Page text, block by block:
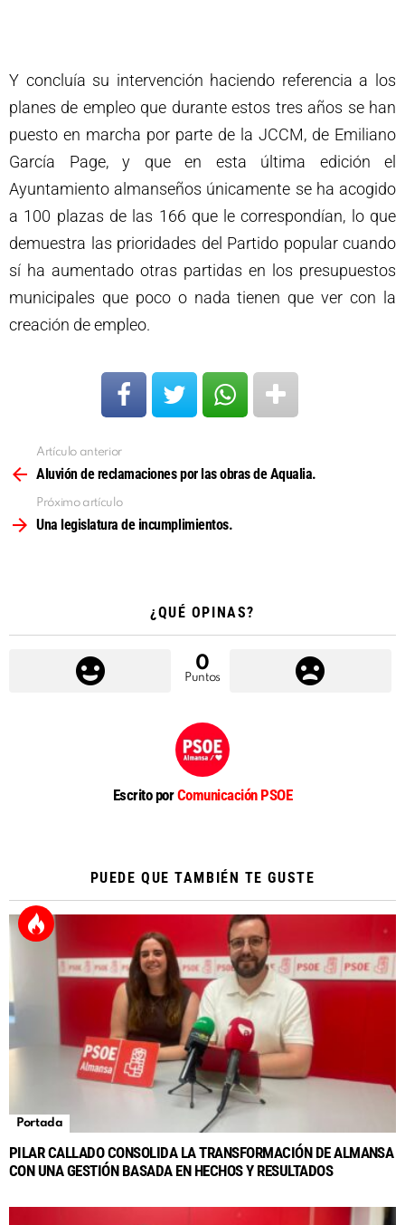
Y concluía su intervención haciendo referencia a los
planes de empleo que durante estos tres años se han
puesto en marcha por parte de la JCCM, de Emiliano
García Page, y que en esta última edición el
Ayuntamiento almanseños únicamente se ha acogido
a 100 plazas de las 166 que le correspondían, lo que
demuestra las prioridades del Partido popular cuando
sí ha aumentado otras partidas en los presupuestos
municipales que poco o nada tienen que ver con la
creación de empleo.
más
Artículo anterior
Aluvión de reclamaciones por las obras de Aqualia.
Próximo artículo
Una legislatura de incumplimientos.
¿QUÉ OPINAS?
0
Puntos
Escrito porComunicación PSOE
PUEDE QUE TAMBIÉN TE GUSTE
Portada
PILAR CALLADO CONSOLIDA LA TRANSFORMACIÓN DE ALMANSA
CON UNA GESTIÓN BASADA EN HECHOS Y RESULTADOS